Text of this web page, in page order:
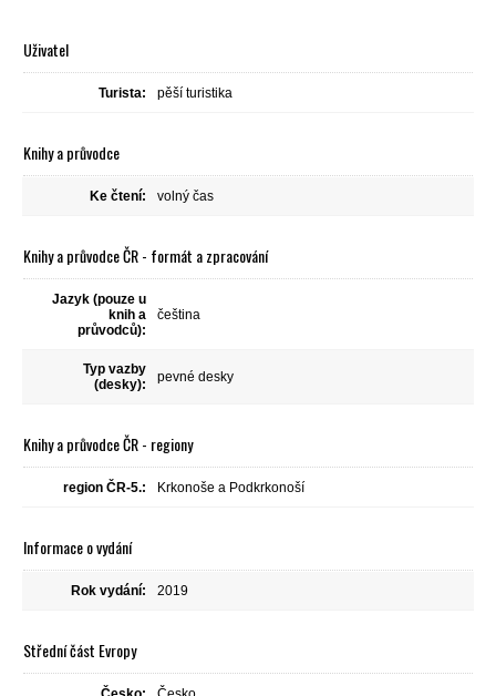
Uživatel
Turista: pěší turistika
Knihy a průvodce
Ke čtení: volný čas
Knihy a průvodce ČR - formát a zpracování
Jazyk (pouze u
knih a
průvodců):
čeština
Typ vazby
(desky):
pevné desky
Knihy a průvodce ČR - regiony
region ČR-5.: Krkonoše a Podkrkonoší
Informace o vydání
Rok vydání: 2019
Střední část Evropy